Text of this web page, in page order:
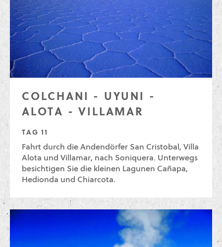
COLCHANI - UYUNI -
ALOTA - VILLAMAR
TAG 11
Fahrt durch die Andendörfer San Cristobal, Villa
Alota und Villamar, nach Soniquera. Unterwegs
besichtigen Sie die kleinen Lagunen Cañapa,
Hedionda und Chiarcota.